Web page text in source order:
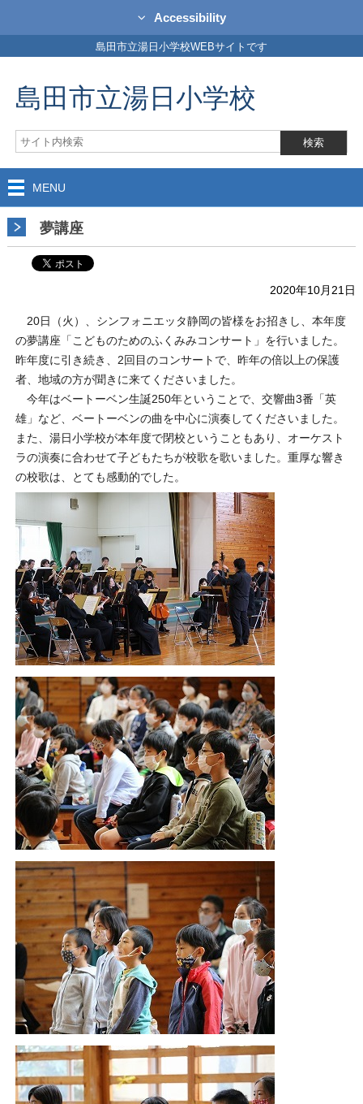
Accessibility
島田市立湯日小学校WEBサイトです
島田市立湯日小学校
MENU
夢講座
2020年10月21日
20日（火）、シンフォニエッタ静岡の皆様をお招きし、本年度
の夢講座「こどものためのふくみみコンサート」を行いました。
昨年度に引き続き、2回目のコンサートで、昨年の倍以上の保護
者、地域の方が聞きに来てくださいました。
今年はベートーベン生誕250年ということで、交響曲3番「英
雄」など、ベートーベンの曲を中心に演奏してくださいました。
また、湯日小学校が本年度で閉校ということもあり、オーケスト
ラの演奏に合わせて子どもたちが校歌を歌いました。重厚な響き
の校歌は、とても感動的でした。